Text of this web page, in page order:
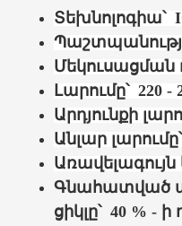
Տեխնոլոգիա՝
Մեկուսացման
Լարումը՝ 220 -
Արդյունքի
Անլար
Առավելագույն
Գնահատված
ցիկլը՝ 40 % - ի